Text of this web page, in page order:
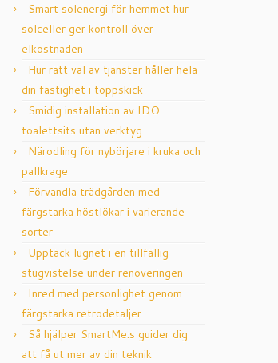
Smart solenergi för hemmet hur
solceller ger kontroll över
elkostnaden
Hur rätt val av tjänster håller hela
din fastighet i toppskick
Smidig installation av IDO
toalettsits utan verktyg
Närodling för nybörjare i kruka och
pallkrage
Förvandla trädgården med
färgstarka höstlökar i varierande
sorter
Upptäck lugnet i en tillfällig
stugvistelse under renoveringen
Inred med personlighet genom
färgstarka retrodetaljer
Så hjälper SmartMe:s guider dig
att få ut mer av din teknik